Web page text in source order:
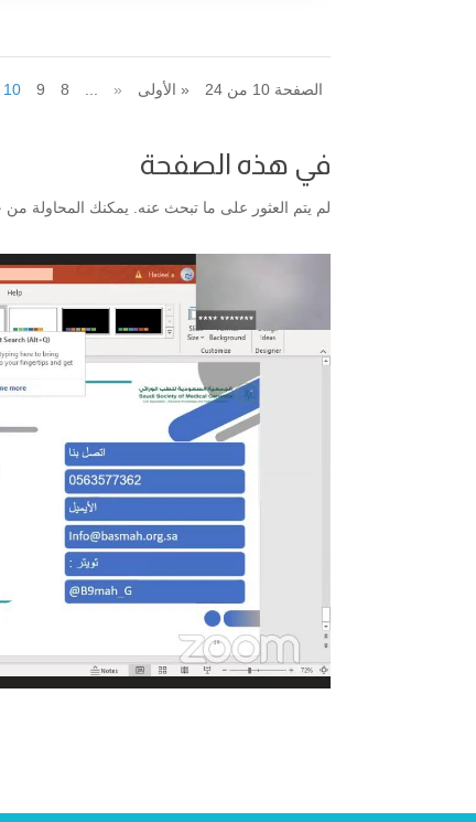
الصفحة 10 من 24 « الأولى «
8
9
10
في هذه الصفحة
لم يتم العثور على ما تبحث عنه. يمكنك المحاولة من